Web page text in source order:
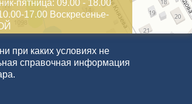
пятница: 09.00 - 18.00
17.00 Воскресенье-
при каких условиях не
справочная информация